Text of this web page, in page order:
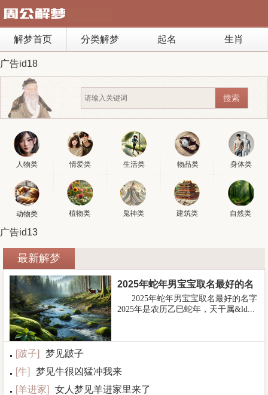
解梦首页 分类解梦 起名 生肖
广告id18
人物类 情爱类 生活类 物品类 身体类
动物类 植物类 鬼神类 建筑类 自然类
广告id13
最新解梦
2025年蛇年男宝宝取名最好的名
2025年蛇年男宝宝取名最好的名字
2025年是农历乙巳蛇年，天干属&ld...
[跛子]
梦见跛子
[牛]
梦见牛很凶猛冲我来
[羊进家]
女人梦见羊进家里来了